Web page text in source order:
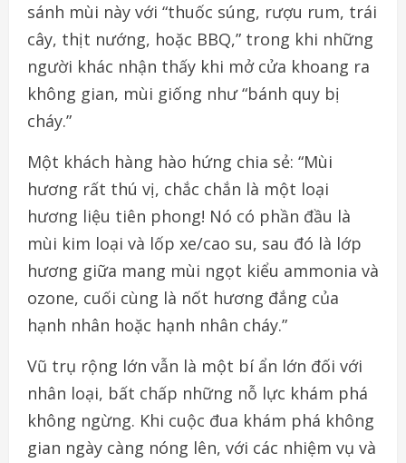
sánh mùi này với “thuốc súng, rượu rum, trái
cây, thịt nướng, hoặc BBQ,” trong khi những
người khác nhận thấy khi mở cửa khoang ra
không gian, mùi giống như “bánh quy bị
cháy.”
Một khách hàng hào hứng chia sẻ: “Mùi
hương rất thú vị, chắc chắn là một loại
hương liệu tiên phong! Nó có phần đầu là
mùi kim loại và lốp xe/cao su, sau đó là lớp
hương giữa mang mùi ngọt kiểu ammonia và
ozone, cuối cùng là nốt hương đắng của
hạnh nhân hoặc hạnh nhân cháy.”
Vũ trụ rộng lớn vẫn là một bí ẩn lớn đối với
nhân loại, bất chấp những nỗ lực khám phá
không ngừng. Khi cuộc đua khám phá không
gian ngày càng nóng lên, với các nhiệm vụ và